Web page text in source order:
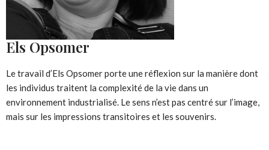
Els Opsomer
Le travail d’Els Opsomer porte une réflexion sur la manière dont
les individus traitent la complexité de la vie dans un
environnement industrialisé. Le sens n’est pas centré sur l’image,
mais sur les impressions transitoires et les souvenirs.